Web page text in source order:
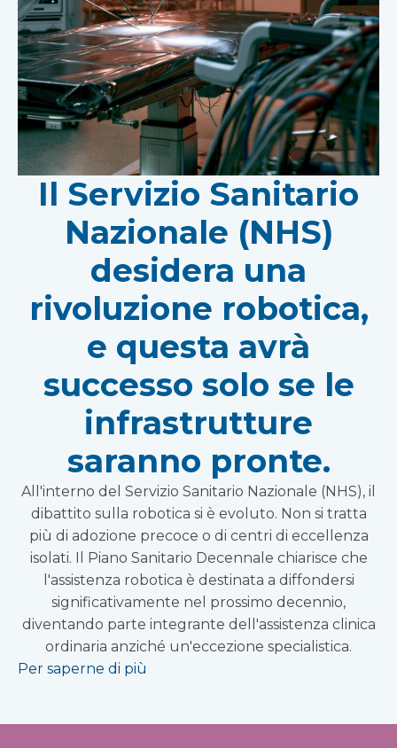
Il Servizio Sanitario
Nazionale (NHS)
desidera una
rivoluzione robotica,
e questa avrà
successo solo se le
infrastrutture
saranno pronte.
All'interno del Servizio Sanitario Nazionale (NHS), il
dibattito sulla robotica si è evoluto. Non si tratta
più di adozione precoce o di centri di eccellenza
isolati. Il Piano Sanitario Decennale chiarisce che
l'assistenza robotica è destinata a diffondersi
significativamente nel prossimo decennio,
diventando parte integrante dell'assistenza clinica
ordinaria anziché un'eccezione specialistica.
Per saperne di più